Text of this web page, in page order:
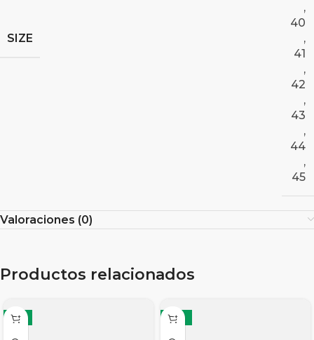
SIZE
,
40
,
41
,
42
,
43
,
44
,
45
Valoraciones (0)
Productos relacionados
-8% -12%